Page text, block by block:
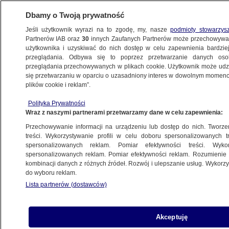
WARSZAWA
PRAGA PÓŁNOC
prohibicji
Oprac.Katarzyna Kędra
10.06.2026, 18:39
Posłuchaj artykułu
Czyta lektor AI
Dbamy o Twoją prywatność
Jeśli użytkownik wyrazi na to zgodę, my, naszepodmioty
Partnerów IAB oraz30 innych Zaufanych Partnerów może
użytkownika i uzyskiwać do nich dostęp w celu zapewnienia
przeglądania. Odbywa się to poprzez przetwarzanie danych
przeglądania przechowywanych w plikach cookie. Użytkownik może
się przetwarzaniu w oparciu o uzasadniony interes w dowolnym
plików cookie i reklam”.
Polityka Prywatności
Wraz z naszymi partnerami przetwarzamy dane w celu zapewnienia:
Przechowywanie informacji na urządzeniu lub dostęp do nich.
treści. Wykorzystywanie profili w celu doboru spersonalizowanych
spersonalizowanych reklam. Pomiar efektywności treści.
spersonalizowanych reklam. Pomiar efektywności reklam.
kombinacji danych z różnych źródeł. Rozwój i ulepszanie usług.
do wyboru reklam.
Lista partnerów (dostawców)
Akceptuję